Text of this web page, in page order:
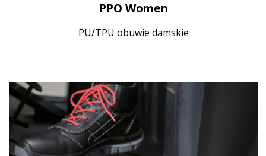
PPO Women
PU/TPU obuwie damskie